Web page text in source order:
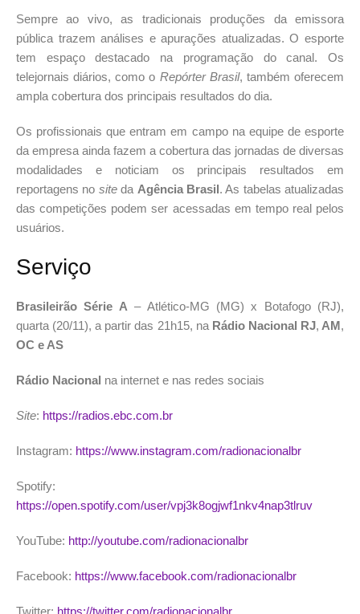
Sempre ao vivo, as tradicionais produções da emissora
pública trazem análises e apurações atualizadas. O esporte
tem espaço destacado na programação do canal. Os
telejornais diários, como o Repórter Brasil, também oferecem
ampla cobertura dos principais resultados do dia.
Os profissionais que entram em campo na equipe de esporte
da empresa ainda fazem a cobertura das jornadas de diversas
modalidades e noticiam os principais resultados em
reportagens no siteda Agência Brasil. As tabelas atualizadas
das competições podem ser acessadas em tempo real pelos
usuários.
Serviço
Brasileirão Série A – Atlético-MG (MG) x Botafogo (RJ),
quarta (20/11), a partir das 21h15, na Rádio Nacional RJ, AM,
OC e AS
Rádio Nacional na internet e nas redes sociais
Site: https://radios.ebc.com.br
Instagram: https://www.instagram.com/radionacionalbr
Spotify:
https://open.spotify.com/user/vpj3k8ogjwf1nkv4nap3tlruv
YouTube: http://youtube.com/radionacionalbr
Facebook: https://www.facebook.com/radionacionalbr